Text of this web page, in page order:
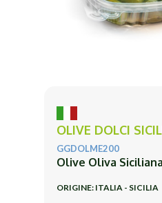
OLIVE DOLCI
GGDOLME200
Olive Oliva Siciliana
ORIGINE: ITALIA - SICILIA